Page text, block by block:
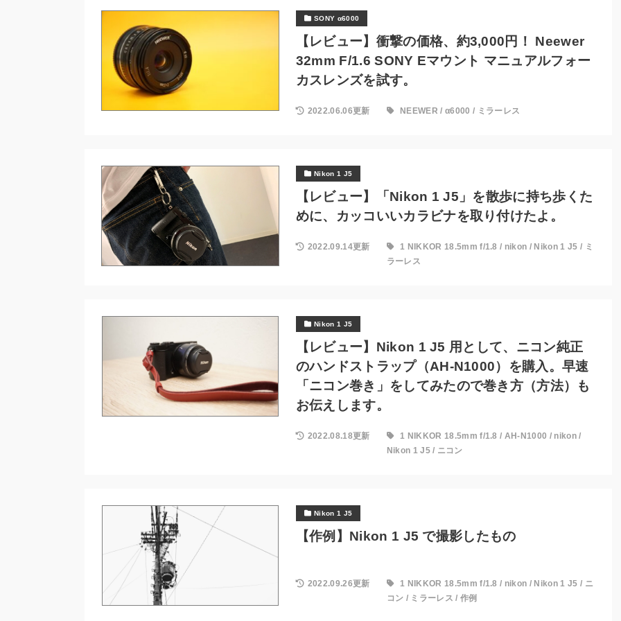
SONY α6000
【レビュー】衝撃の価格、約3,000円！ Neewer
32mm F/1.6 SONY Eマウント マニュアルフォー
カスレンズを試す。
2022.06.06更新 NEEWER / α6000 / ミラーレス
Nikon 1 J5
【レビュー】「Nikon 1 J5」を散歩に持ち歩くた
めに、カッコいいカラビナを取り付けたよ。
2022.09.14更新 1 NIKKOR 18.5mm f/1.8 / nikon / Nikon 1 J5 / ミ
ラーレス
Nikon 1 J5
【レビュー】Nikon 1 J5 用として、ニコン純正
のハンドストラップ（AH-N1000）を購入。早速
「ニコン巻き」をしてみたので巻き方（方法）も
お伝えします。
2022.08.18更新 1 NIKKOR 18.5mm f/1.8 / AH-N1000 / nikon/
Nikon 1 J5/ ニコン
Nikon 1 J5
【作例】Nikon 1 J5 で撮影したもの
2022.09.26更新 1 NIKKOR 18.5mm f/1.8 / nikon / Nikon 1 J5 / ニ
コン / ミラーレス / 作例